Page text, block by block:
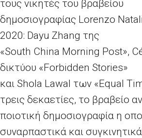
τους νικητές του βραβείου
δημοσιογραφίας Lorenzo Natali
2020: Dayu Zhang της
«South China Morning Post», C
δικτύου «Forbidden Stories»
και Shola Lawal των «Equal
τρεις δεκαετίες, το βραβείο
ποιοτική δημοσιογραφία η
συναρπαστικά και